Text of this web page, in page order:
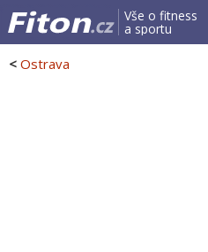
Vše o fitness
a sportu
< Ostrava